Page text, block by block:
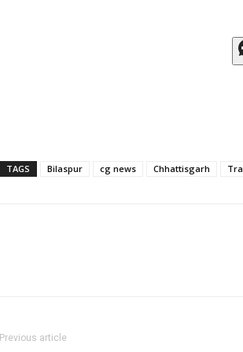
TAGS Bilaspur cg news Chhattisgarh
Previous article